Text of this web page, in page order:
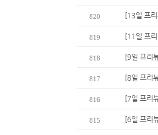
820 [13일 프
819 [11일 프
818 [9일 프리
817 [8일 프리
816 [7일 프리
815 [6일 프리